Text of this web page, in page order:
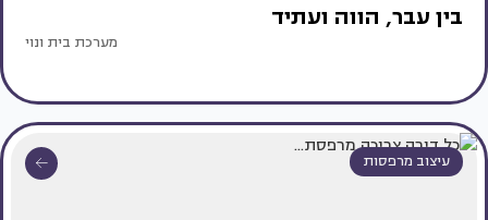
בין עבר, הווה ועתיד
מערכת בית ונוי
עיצוב מרפסות